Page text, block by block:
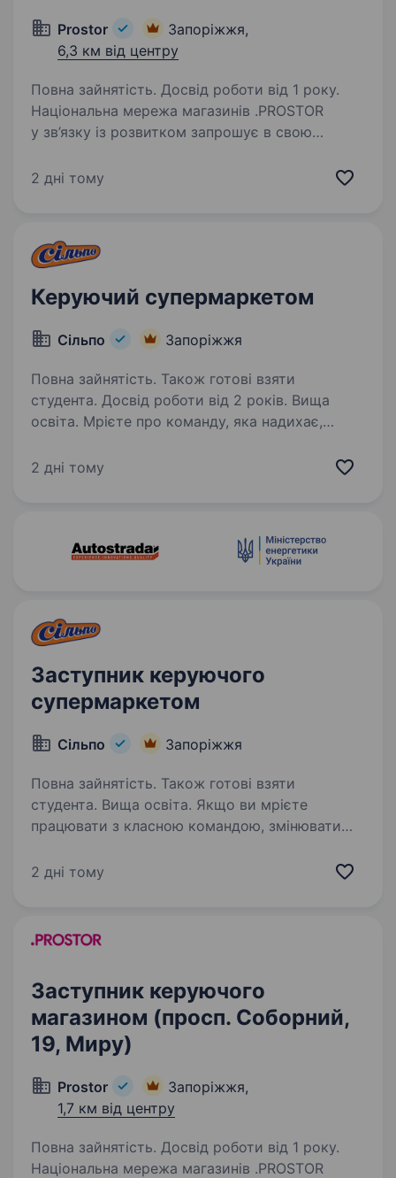
Prostor
Запоріжжя,
6,3 км від центру
Повна зайнятість. Досвід роботи від 1 року.
Національна мережа магазинів .PROSTOR
у зв’язку із розвитком запрошує в свою
м. Запоріжжя, вулиця Бочарова 3. Вимоги:
2 дні тому
Керуючий супермаркетом
Сільпо Запоріжжя
Повна зайнятість. Також готові взяти
студента. Досвід роботи від 2 років. Вища
освіта. Мрієте про команду, яка надихає,
керуючий — це не просто керівник,
2 дні тому
Заступник керуючого
супермаркетом
Сільпо Запоріжжя
Повна зайнятість. Також готові взяти
студента. Вища освіта. Якщо ви мрієте
працювати з класною командою, змінювати
ця вакансія для вас! Кого ми шукаємо Лідера
2 дні тому
Заступник керуючого
магазином (просп. Соборний,
19, Миру)
Prostor
Запоріжжя,
1,7 км від центру
Повна зайнятість. Досвід роботи від 1 року.
Національна мережа магазинів .PROSTOR